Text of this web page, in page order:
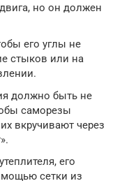
но он должен
его углы не
стыков или на
должно быть не
саморезы
вкручивают через
его
сетки из